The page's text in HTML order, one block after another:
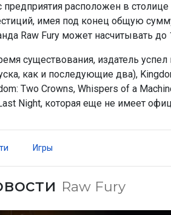
предприятия расположен в
имея под конец общую
Raw Fury может насчитывать до
существования, издатель
как и последующие два),
Two Crowns, Whispers of a
Night, которая еще не имеет
Игры
Raw Fury